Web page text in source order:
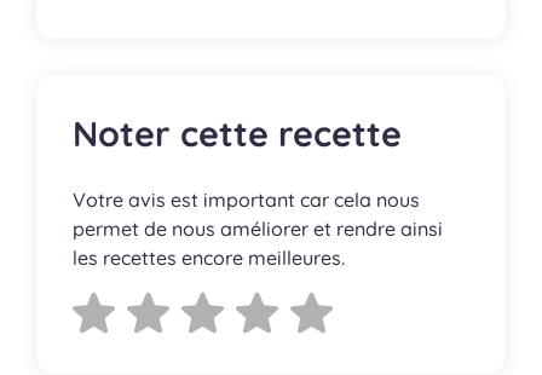
Noter cette recette
Votre avis est important car cela nous
permet de nous améliorer et rendre ainsi
les recettes encore meilleures.